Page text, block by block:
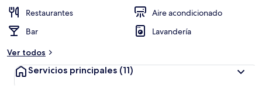
Restaurantes
Aire acondicionado
Bar
Lavandería
Ver todos
Servicios principales (11)